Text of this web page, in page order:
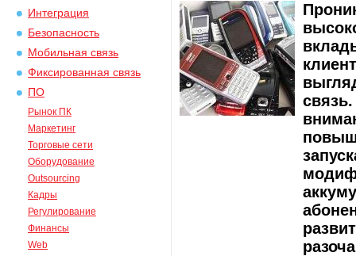
Интеграция
Безопасность
Мобильная связь
Фиксированная связь
ПО
Рынок ПК
Маркетинг
Торговые сети
Оборудование
Outsourcing
Кадры
Регулирование
Финансы
Web